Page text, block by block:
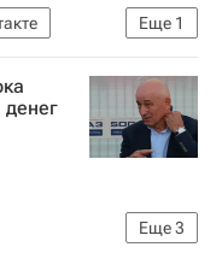
Еще 1
Еще3